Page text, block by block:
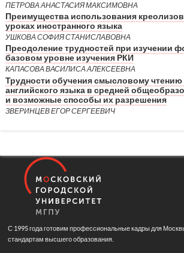
ПЕТРОВА АНАСТАСИЯ МАКСИМОВНА
Преимущества использования
уроках иностранного языка
УШКОВА СОФИЯ СТАНИСЛАВОВНА
Преодоление трудностей при изучении
базовом уровне изучения РКИ
КАПАСОВА ВАСИЛИСА АЛЕКСЕЕВНА
Трудности обучения смысловому чтению
английского языка в средней
и возможные способы их разрешения
ЗВЕРИНЦЕВ ЕГОР СЕРГЕЕВИЧ
С 1995 года готовим профессиональные кадры для
стандартам высшего образования.